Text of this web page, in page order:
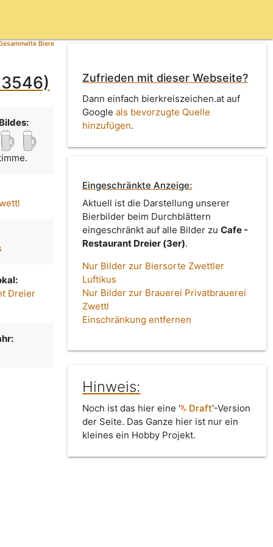
Biere
Dreier
Zufrieden mit dieser Webseite?
Dann einfach bierkreiszeichen.at auf
Googleals bevorzugte Quelle
hinzufügen.
Eingeschränkte Anzeige:
Aktuell ist die Darstellung unserer
Bierbilder beim Durchblättern
eingeschränkt auf alle Bilder zuCafe -
Restaurant Dreier (3er).
Nur Bilder zur Biersorte Zwettler
Luftikus
Nur Bilder zur Brauerei Privatbrauerei
Zwettl
Einschränkung entfernen
Hinweis:
Noch ist das hier eine ' Draft'-Version
der Seite. Das Ganze hier ist nur ein
kleines ein Hobby Projekt.